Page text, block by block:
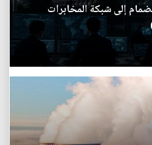
إلى شبكة المخابرات